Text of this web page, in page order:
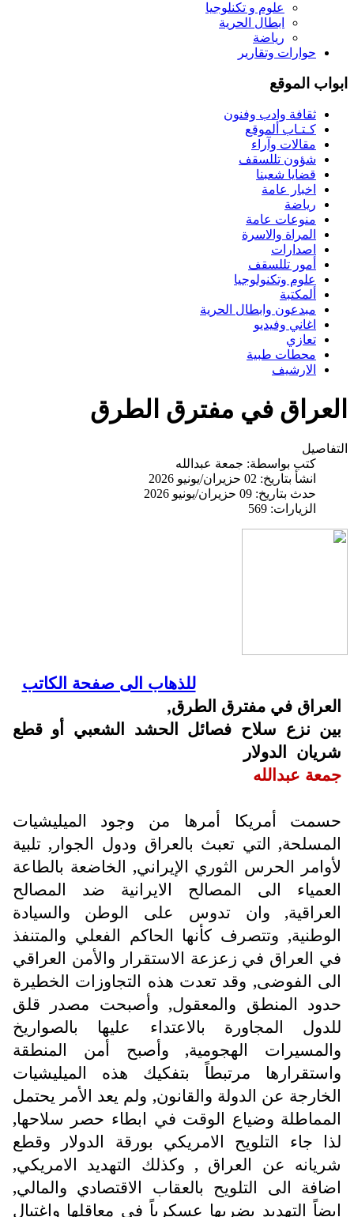
علوم و تکنلوجیا
ابطال الحرية
رياضة
حوارات وتقارير
ابواب الموقع
ثقافة وادب وفنون
كـتـاب ألموقع
مقالات وآراء
شؤون تللسقف
قضايا شعبنا
اخبار عامة
رياضة
منوعات عامة
المراة والاسرة
اصدارات
أمور تللسقف
علوم وتكنولوجيا
ألمكتبة
مبدعون وابطال الحرية
اغاني وفيديو
تعازي
محطات طبية
الارشيف
العراق في مفترق الطرق
التفاصيل
كتب بواسطة: جمعة عبدالله
انشأ بتاريخ: 02 حزيران/يونيو 2026
حدث بتاريخ: 09 حزيران/يونيو 2026
الزيارات: 569
للذهاب الى صفحة الكاتب
العراق في مفترق الطرق,
بين نزع سلاح فصائل الحشد الشعبي أو قطع
شريان الدولار
جمعة عبدالله
حسمت أمريكا أمرها من وجود الميليشيات
المسلحة, التي تعبث بالعراق ودول الجوار, تلبية
لأوامر الحرس الثوري الإيراني, الخاضعة بالطاعة
العمياء الى المصالح الايرانية ضد المصالح
العراقية, وان تدوس على الوطن والسيادة
الوطنية, وتتصرف كأنها الحاكم الفعلي والمتنفذ
في العراق في زعزعة الاستقرار والأمن العراقي
الى الفوضى, وقد تعدت هذه التجاوزات الخطيرة
حدود المنطق والمعقول, وأصبحت مصدر قلق
للدول المجاورة بالاعتداء عليها بالصواريخ
والمسيرات الهجومية, وأصبح أمن المنطقة
واستقرارها مرتبطاً بتفكيك هذه الميليشيات
الخارجة عن الدولة والقانون, ولم يعد الأمر يحتمل
المماطلة وضياع الوقت في ابطاء حصر سلاحها,
لذا جاء التلويح الامريكي بورقة الدولار وقطع
شريانه عن العراق , وكذلك التهديد الامريكي,
اضافة الى التلويح بالعقاب الاقتصادي والمالي,
ايضاً التهديد بضربها عسكرياً في معاقلها واغتيال